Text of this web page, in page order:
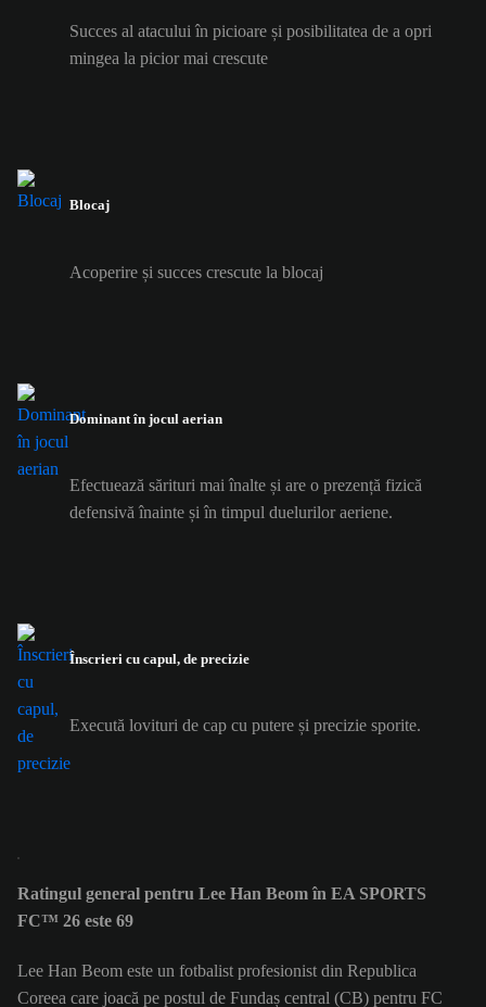
Succes al atacului în picioare și posibilitatea de a opri
mingea la picior mai crescute
Blocaj
Acoperire și succes crescute la blocaj
Dominant în jocul aerian
Efectuează sărituri mai înalte și are o prezență fizică
defensivă înainte și în timpul duelurilor aeriene.
Înscrieri cu capul, de precizie
Execută lovituri de cap cu putere și precizie sporite.
Ratingul general pentru Lee Han Beom în EA SPORTS
FC™ 26 este 69
Lee Han Beom este un fotbalist profesionist din Republica
Coreea care joacă pe postul de Fundaș central (CB) pentru FC